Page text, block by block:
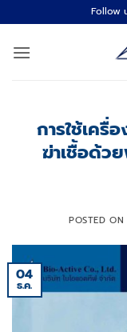
ไป
ยัง
Follow
การใช้เครื่
ฆ่าเชื้อด้ว
POSTED ON
04
ธ.ค.